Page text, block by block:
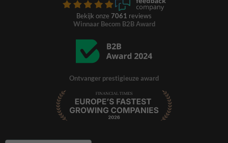
Bekijk onze 7061 reviews
Winnaar Becom B2B Award
Ontvanger prestigieuze award